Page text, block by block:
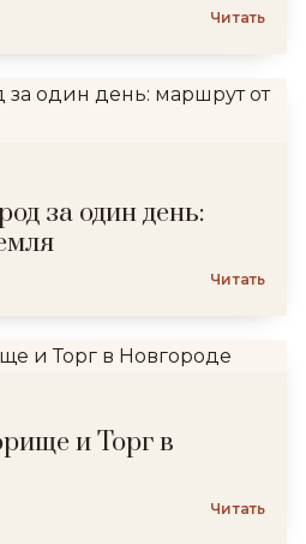
Читать
за один день:
Читать
и Торг в
Читать